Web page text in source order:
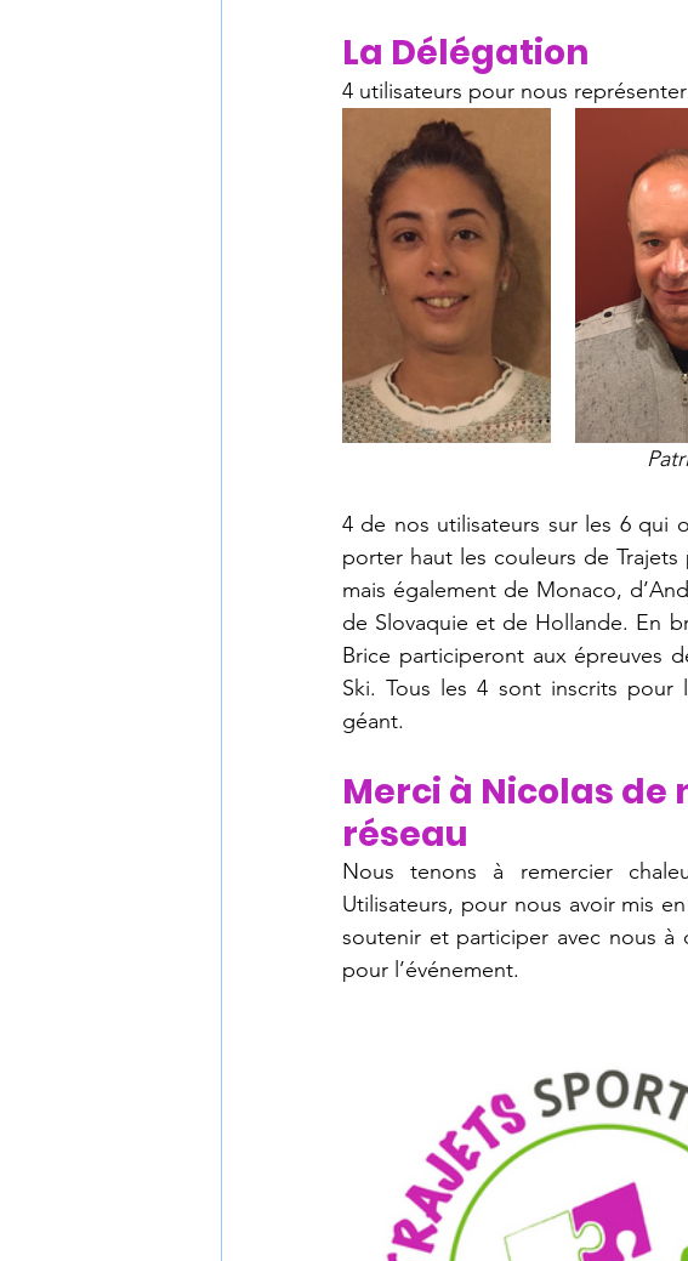
La Délégation
4 utilisateurs pour nous représenter
4 de nos utilisateurs sur les 6 qui
porter haut les couleurs de
mais également de Monaco,
de Slovaquie et de Hollande. En
Brice participeront aux épreuves
Ski. Tous les 4 sont inscrits
géant.
Merci à Nicolas
réseau
Nous tenons à remercier
Utilisateurs, pour nous avoir mis
soutenir et participer avec nous
pour l’événement.